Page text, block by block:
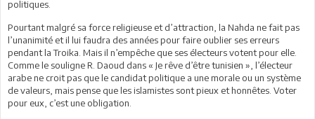
politiques.
Pourtant malgré sa force religieuse et d’attraction, la Nahda ne fait pas
l’unanimité et il lui faudra des années pour faire oublier ses erreurs
pendant la Troika. Mais il n’empêche que ses électeurs votent pour elle.
Comme le souligne R. Daoud dans « Je rêve d’être tunisien », l’électeur
arabe ne croit pas que le candidat politique a une morale ou un système
de valeurs, mais pense que les islamistes sont pieux et honnêtes. Voter
pour eux, c’est une obligation.